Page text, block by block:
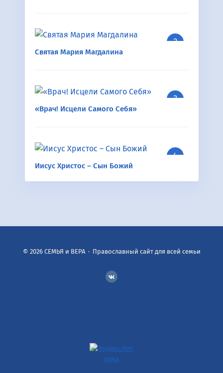
Святая Мария Магдалина
«Врач! Исцели Самого Себя»
Иисус Христос – Сын Божий
© 2026 СЕМЬЯ и ВЕРА· Православный сайт для всей семьи